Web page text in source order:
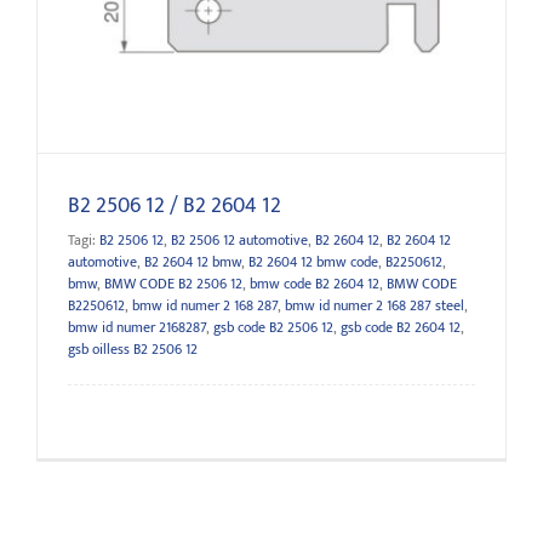
B2 2506 12 / B2 2604 12
Tagi: B2 2506 12, B2 2506 12 automotive, B2 2604 12, B2 2604 12
automotive, B2 2604 12 bmw, B2 2604 12 bmw code, B2250612,
bmw, BMW CODE B2 2506 12, bmw code B2 2604 12, BMW CODE
B2250612, bmw id numer 2 168 287, bmw id numer 2 168 287 steel,
bmw id numer 2168287, gsb code B2 2506 12, gsb code B2 2604 12,
gsb oilless B2 2506 12